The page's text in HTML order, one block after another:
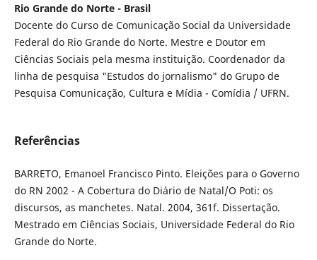
Rio Grande do Norte - Brasil
Docente do Curso de Comunicação Social da Universidade
Federal do Rio Grande do Norte. Mestre e Doutor em
Ciências Sociais pela mesma instituição. Coordenador da
linha de pesquisa "Estudos do jornalismo" do Grupo de
Pesquisa Comunicação, Cultura e Mídia - Comídia / UFRN.
Referências
BARRETO, Emanoel Francisco Pinto. Eleições para o Governo
do RN 2002 - A Cobertura do Diário de Natal/O Poti: os
discursos, as manchetes. Natal. 2004, 361f. Dissertação.
Mestrado em Ciências Sociais, Universidade Federal do Rio
Grande do Norte.